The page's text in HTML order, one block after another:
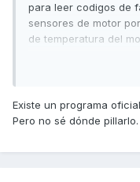
para leer codigos de
sensores de motor
de temperatura del
de airbag,abs,aire
perfectamente varios
motor,avance al
los valores varian al
Existe un programa
Pero no sé dónde pillarlo.